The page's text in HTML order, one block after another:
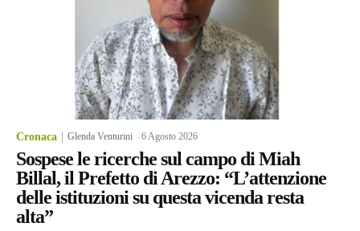
Cronaca Glenda Venturini -6 Agosto 2026
Sospese le ricerche sul campo di Miah
Billal, il Prefetto di Arezzo: “L’attenzione
delle istituzioni su questa vicenda resta
alta”